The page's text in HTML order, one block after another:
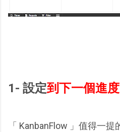
1- 設定到下一個進度
「 KanbanFlow 」值得一